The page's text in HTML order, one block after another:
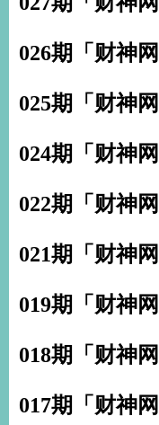
026期「财神
025期「财神
024期「财神
022期「财神
021期「财神
019期「财神
018期「财神
017期「财神